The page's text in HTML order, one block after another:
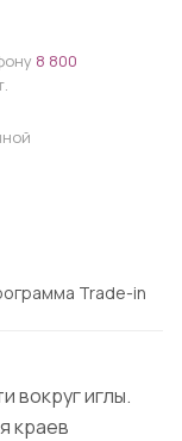
8 800
Trade-in
вокруг иглы.
краев